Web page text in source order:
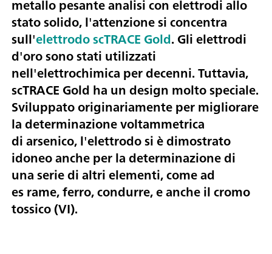
metallo pesanteanalisi con elettrodi allo
stato solido, l'attenzione si concentra
sull'elettrodo scTRACE Gold. Gli elettrodi
d'oro sono stati utilizzati
nell'elettrochimica per decenni. Tuttavia,
scTRACE Gold ha un design molto speciale.
Sviluppato originariamente per migliorare
la determinazione voltammetrica
diarsenico, l'elettrodo si è dimostrato
idoneo anche per la determinazione di
una serie di altri elementi, come ad
esrame, ferro, condurre, e anche ilcromo
tossico (VI).